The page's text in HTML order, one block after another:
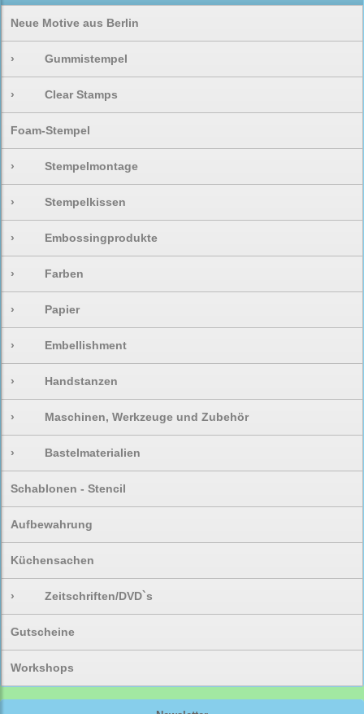
Neue Motive aus Berlin
› Gummistempel
› Clear Stamps
Foam-Stempel
› Stempelmontage
› Stempelkissen
› Embossingprodukte
› Farben
› Papier
› Embellishment
› Handstanzen
› Maschinen, Werkzeuge und Zubehör
› Bastelmaterialien
Schablonen - Stencil
Aufbewahrung
Küchensachen
› Zeitschriften/DVD`s
Gutscheine
Workshops